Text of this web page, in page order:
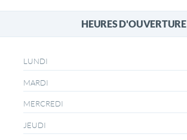
HEURES D'OUVERTURE
LUNDI
MARDI
MERCREDI
JEUDI